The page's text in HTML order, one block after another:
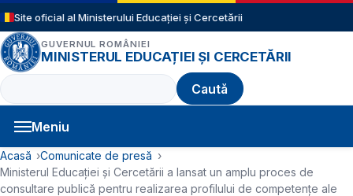
Sari la conținutul principal
Site oficial al Ministerului Educației și Cercetării
GUVERNUL ROMÂNIEI
MINISTERUL EDUCAȚIEI ȘI CERCETĂRII
Caută
Meniu
Navigație principală
Cale de navigare
Acasă
Comunicate de presă
Ministerul Educației și Cercetării a lansat un amplu proces de
consultare publică pentru realizarea profilului de competențe ale